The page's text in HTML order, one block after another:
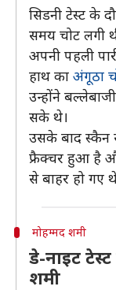
सिडनी टेस्ट के
समय चोट लगी
अपनी पहली
हाथ का अंगूठा
उन्होंने
सके थे।
उसके बाद स्कैन
फ्रैक्चर हुआ है
से बाहर हो गए
मोहम्मद शमी
डे-नाइट
शमी